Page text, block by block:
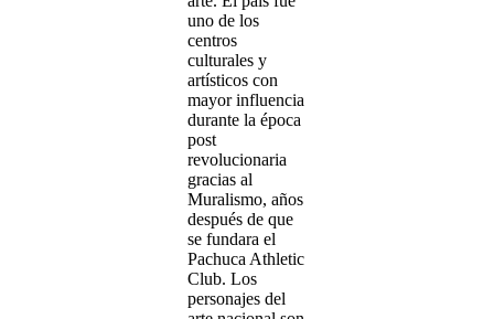
uno de los
centros
culturales y
artísticos con
mayor influencia
durante la época
post
revolucionaria
gracias al
Muralismo, años
después de que
se fundara el
Pachuca Athletic
Club. Los
personajes del